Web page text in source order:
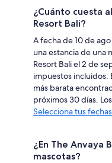
¿Cuánto cuesta
Resort Bali?
A fecha de 10 de
una estancia de una
Resort Bali el 2 de
impuestos incluidos.
más barata
próximos 30 días.
Selecciona tus fechas
¿En The Anvaya
mascotas?